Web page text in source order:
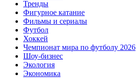
Тренды
Фигурное катание
Фильмы и сериалы
Футбол
Хоккей
Чемпионат мира по футболу 2026
Шоу-бизнес
Экология
Экономика